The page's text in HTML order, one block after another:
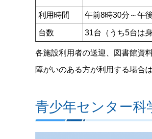
利用時間 午前8時30分～午
台数 31台（うち5台は
各施設利用者の送迎、図書館資
障がいのある方が利用する場合
青少年センター科